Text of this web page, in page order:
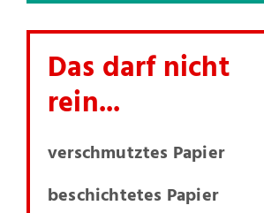
Das darf nicht
rein...
verschmutztes Papier
beschichtetes Papier